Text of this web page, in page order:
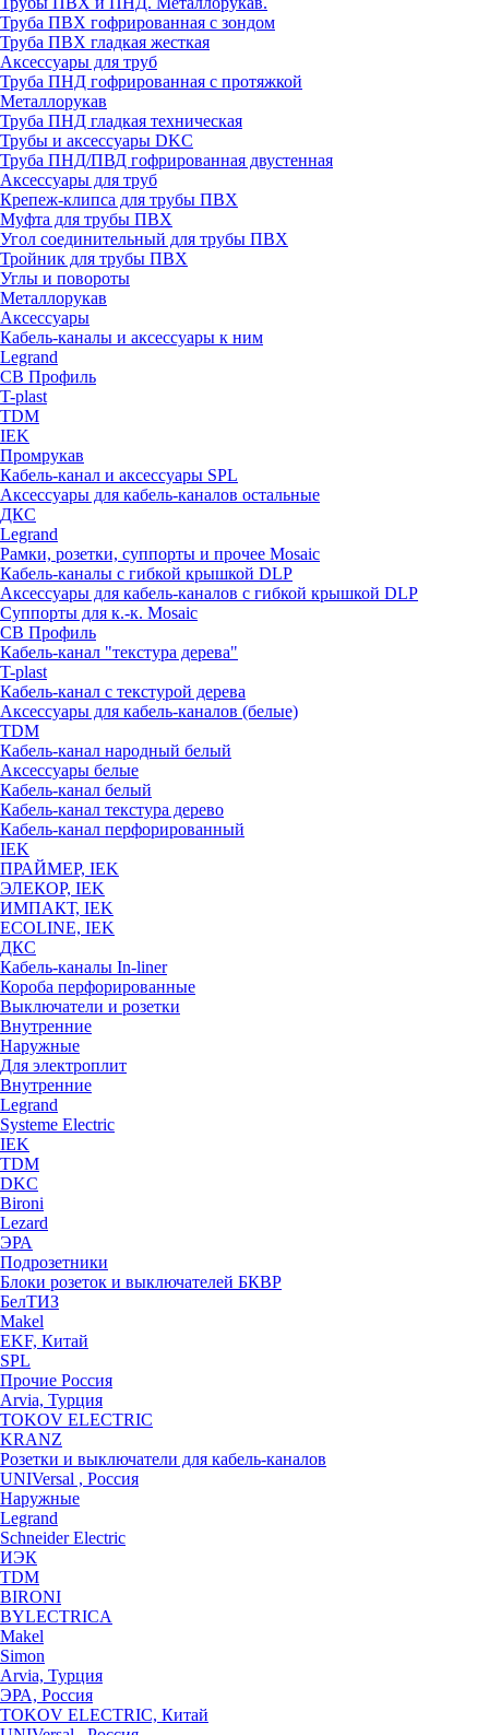
Труба ПВХ гофрированная с зондом
Труба ПВХ гладкая жесткая
Аксессуары для труб
Труба ПНД гофрированная с протяжкой
Металлорукав
Труба ПНД гладкая техническая
Трубы и аксессуары DKC
Труба ПНД/ПВД гофрированная двустенная
Аксессуары для труб
Крепеж-клипса для трубы ПВХ
Муфта для трубы ПВХ
Угол соединительный для трубы ПВХ
Тройник для трубы ПВХ
Углы и повороты
Металлорукав
Аксессуары
Кабель-каналы и аксессуары к ним
Legrand
СВ Профиль
T-plast
TDM
IEK
Промрукав
Кабель-канал и аксессуары SPL
Аксессуары для кабель-каналов остальные
ДКС
Legrand
Рамки, розетки, суппорты и прочее Mosaic
Кабель-каналы с гибкой крышкой DLP
Аксессуары для кабель-каналов с гибкой крышкой DLP
Суппорты для к.-к. Mosaic
СВ Профиль
Кабель-канал "текстура дерева"
T-plast
Кабель-канал с текстурой дерева
Аксессуары для кабель-каналов (белые)
TDM
Кабель-канал народный белый
Аксессуары белые
Кабель-канал белый
Кабель-канал текстура дерево
Кабель-канал перфорированный
IEK
ПРАЙМЕР, IEK
ЭЛЕКОР, IEK
ИМПАКТ, IEK
ECOLINE, IEK
ДКС
Кабель-каналы In-liner
Короба перфорированные
Выключатели и розетки
Внутренние
Наружные
Для электроплит
Внутренние
Legrand
Systeme Electric
IEK
TDM
DKC
Bironi
Lezard
ЭРА
Подрозетники
Блоки розеток и выключателей БКВР
БелТИЗ
Makel
EKF, Китай
SPL
Прочие Россия
Arvia, Турция
TOKOV ELECTRIC
KRANZ
Розетки и выключатели для кабель-каналов
UNIVersal , Россия
Наружные
Legrand
Schneider Electric
ИЭК
TDM
BIRONI
BYLECTRICA
Makel
Simon
Arvia, Турция
ЭРА, Россия
TOKOV ELECTRIC, Китай